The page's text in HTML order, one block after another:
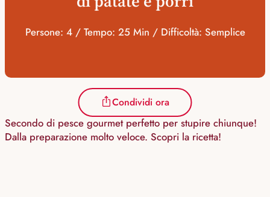
Persone: 4 / Tempo: 25 Min / Difficoltà: Semplice
Condividi ora
Secondo di pesce gourmet perfetto per stupire chiunque!
Dalla preparazione molto veloce. Scopri la ricetta!